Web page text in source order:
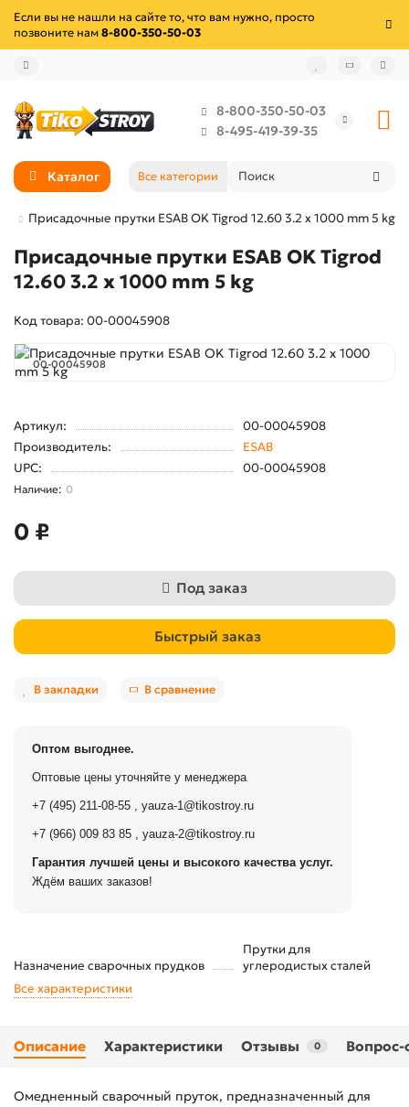
Если вы не нашли на сайте то, что вам нужно, просто
позвоните нам 8-800-350-50-03
8-800-350-50-03
8-495-419-39-35
Каталог Все категории
Присадочные прутки ESAB OK Tigrod 12.60 3.2 x 1000 mm 5 kg
Присадочные прутки ESAB OK Tigrod
12.60 3.2 x 1000 mm 5 kg
Код товара: 00-00045908
00-00045908
Артикул:
00-00045908
Производитель:
ESAB
UPC:
00-00045908
0
0 ₽
Под заказ
Быстрый заказ
В закладки В сравнение
Оптом выгоднее.
Оптовые цены уточняйте у менеджера
+7 (495) 211-08-55 yauza-1@tikostroy.ru
+7 (966) 009 83 85 yauza-2@tikostroy.ru
Гарантия лучшей цены и высокого качества услуг.
Ждём ваших заказов!
Назначение сварочных прудков
Прутки для
углеродистых сталей
Все характеристики
Описание Характеристики Отзывы 0 Вопрос-
Омедненный сварочный пруток, предназначенный для